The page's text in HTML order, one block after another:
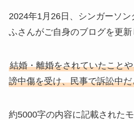
2024年1月26日、シンガーソン
ふさんがご自身のブログを更新
結婚・離婚をされていたこと
謗中傷を受け、民事で訴訟中
約5000字の内容に記載された